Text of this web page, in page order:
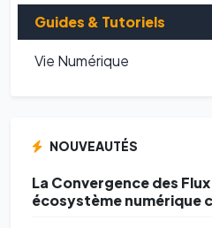
Guides & Tutoriels
Vie Numérique
NOUVEAUTÉS
La Convergence des
écosystème numérique